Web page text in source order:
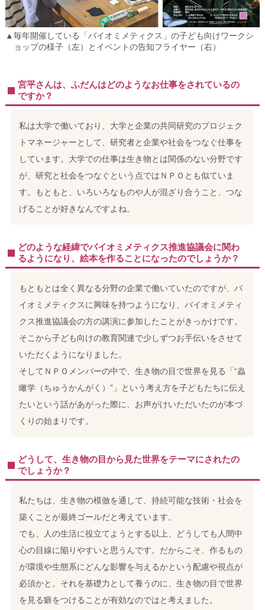
▲毎年開催している「バイオミメティクス」の子ども向けワークシ
ョップの様子（左）とイベントの告知フライヤー（右）
宮平さんは、ふだんはどのようなお仕事をされているの
ですか？
私は大学で働いており、大学と企業の共同研究のプロジェク
トマネージャーとして、研究者と企業や社会をつなぐ仕事を
しています。大学での仕事は生き物とは関係のない分野です
が、研究と社会をつなぐという点ではＮＰＯとも似ていま
す。もともと、いろいろなものや人が混ざり合うこと、つな
げることが好きなんですよね。
どのような経緯でバイオミメティクス推進協議会に関わ
るようになり、絵本を作ることになったのでしょうか？
もともとは全く異なる分野の企業で働いていたのですが、バ
イオミメティクスに興味を持つようになり、バイオミメティ
クス推進協議会の方の講演に参加したことがきっかけです。
そこから子ども向けの教育関連で少しずつお手伝いをさせて
いただくようになりました。
そしてＮＰＯメンバーの中で、生き物の目で世界を見る「“蟲
瞰学（ちゅうかんがく）”」という考え方を子どもたちに伝え
たいという話があがった際に、お声がけいただいたのが本づ
くりの始まりです。
どうして、生き物の目から見た世界をテーマにされたの
でしょうか？
私たちは、生き物の模倣を通して、持続可能な技術・社会を
築くことが最終ゴールだと考えています。
でも、人の生活に役立てようとする以上、どうしても人間中
心の目線に陥りやすいと思うんです。だからこそ、作るもの
が環境や生態系にどんな影響を与えるかという配慮や視点が
必須かと。それを基礎力として養うのに、生き物の目で世界
を見る癖をつけることが有効なのではと考えました。